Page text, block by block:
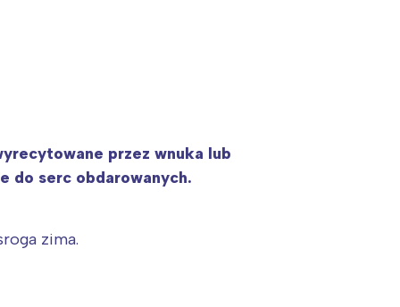
przez wnuka lub
do serc obdarowanych.
zima.